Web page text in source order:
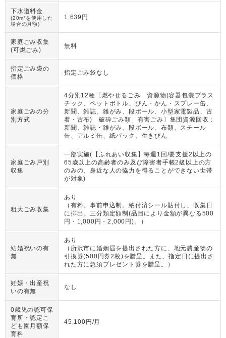
下水道料金
(20m³を使用した
場合の月額)
1,639円
家庭ごみ収集
(可燃ごみ)
無料
指定ごみ袋の
価格
指定ごみ袋なし
家庭ごみの分
別方式
4分別12種〔燃やせるごみ 資源物(容器包装プラス
チック、ペットボトル、びん・かん・スプレー缶、
新聞、雑誌、雑がみ、段ボール、小型家電製品、古
着・古布) 破砕ごみ類 有害ごみ〕集団資源回収：
新聞、雑誌・雑がみ、段ボール、布類、スチール
缶、アルミ缶、紙パック、生きびん
家庭ごみ戸別
収集
一部実施(【ふれあい収集】毎週1回/要支援2以上の
65歳以上の高齢者のみ及び障害者手帳2級以上の方
のみの、身近な人の協力を得ることができない世帯
が対象)
粗大ごみ収集
あり
（ 有料。事前申込制。納付済シール貼付し、収集日
に排出。三分類定額制(品目により金額が異なる500
円・1,000円・2,000円)。
）
結婚祝いの有
無
あり
（ 所沢市に婚姻届を提出された方に、地元農産物の
引換券(500円券2枚)を贈呈。また、指定日に提出さ
れた方に急須プレゼント券を贈呈。
）
妊娠・出産祝
いの有無
なし
0歳児の認可保
育所・認定こ
ども園月額保
育料
45,100円/月